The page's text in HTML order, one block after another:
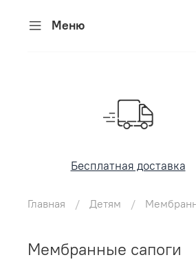
Меню
Бесплатная доставка
Главная Детям
Мембранные сапоги